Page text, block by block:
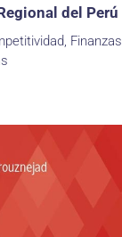
del Perú
Finanzas